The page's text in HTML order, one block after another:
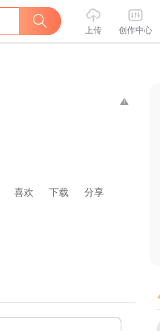
上传 创作中心
喜欢 下载 分享